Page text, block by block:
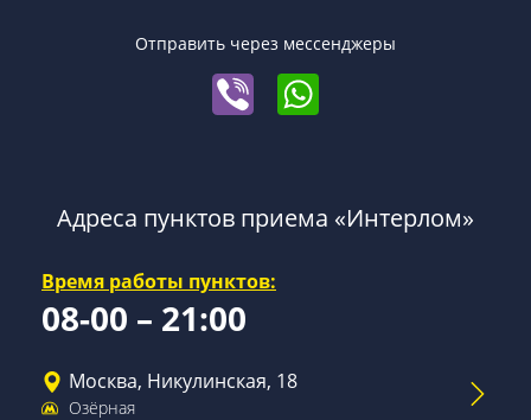
Отправить через мессенджеры
Адреса пунктов приема «Интерлом»
Время работы пунктов:
08-00 – 21:00
Москва, Никулинская, 18
Озёрная